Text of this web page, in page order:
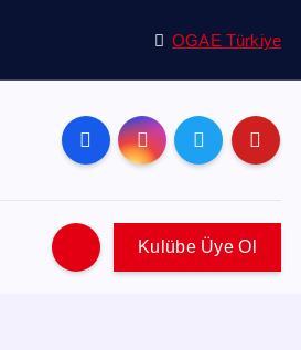
OGAE Türkiye
Kulübe Üye Ol